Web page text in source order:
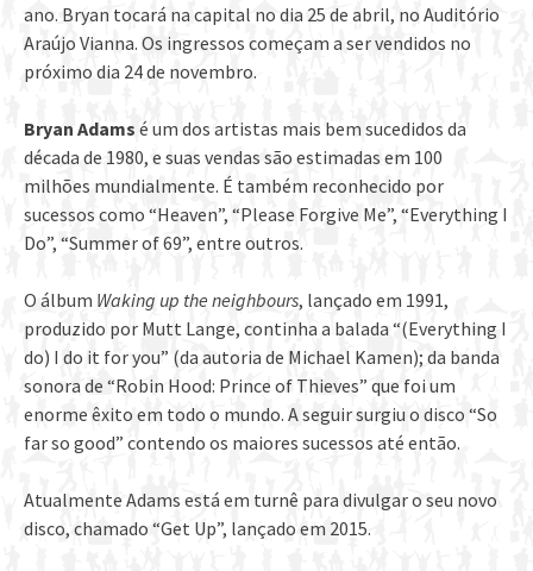
ano. Bryan tocará na capital no dia 25 de abril, no Auditório
Araújo Vianna. Os ingressos começam a ser vendidos no
próximo dia 24 de novembro.
Bryan Adams é um dos artistas mais bem sucedidos da
década de 1980, e suas vendas são estimadas em 100
milhões mundialmente. É também reconhecido por
sucessos como “Heaven”, “Please Forgive Me”, “Everything I
Do”, “Summer of 69”, entre outros.
O álbum Waking up the neighbours, lançado em 1991,
produzido por Mutt Lange, continha a balada “(Everything I
do) I do it for you” (da autoria de Michael Kamen); da banda
sonora de “Robin Hood: Prince of Thieves” que foi um
enorme êxito em todo o mundo. A seguir surgiu o disco “So
far so good” contendo os maiores sucessos até então.
Atualmente Adams está em turnê para divulgar o seu novo
disco, chamado “Get Up”, lançado em 2015.